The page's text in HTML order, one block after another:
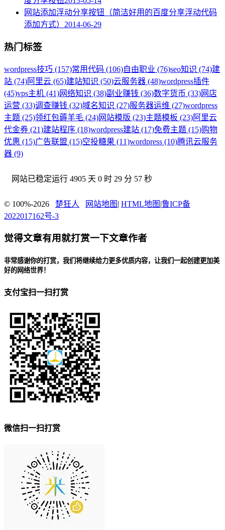
网站添加浮动分享按钮（简洁好用的百度分享浮动代码
添加方式） 2014-06-29
热门标签
wordpress技巧 (157)常用代码 (106)自由职业 (76)seo知识 (74)建
站 (74)阿里云 (65)建站知识 (50)云服务器 (48)wordpress插件
(45)vps主机 (41)网络知识 (38)副业赚钱 (36)数字货币 (33)网店
运营 (33)调查赚钱 (32)域名知识 (27)服务器运维 (27)wordpress
主题 (25)领红包薅羊毛 (24)网站模版 (23)主题模板 (23)阿里云
代金券 (21)建站程序 (18)wordpress建站 (17)免费主题 (15)购物
优惠 (15)广告联盟 (15)空投糖果 (11)wordpress (10)腾讯云服务
器 (9)
网站已稳定运行 4905 天 0 时 29 分 58 秒
© 100%-2026 楚狂人 网站地图 | HTML地图 |鲁ICP备
2022017162号-3
觉得文章有用就打赏一下文章作者
非常感谢你的打赏，我们将继续给力更多优质内容，让我们一起创建更加美
好的网络世界！
支付宝扫一扫打赏
微信扫一扫打赏